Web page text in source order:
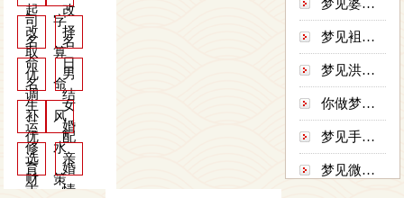
起
名
改
名
司
取
名
字
算
命
改
命
调
运
择
日
结
婚
优
生
优
育
男
女
配
婚
补
修
财
风
水
策
选
吉
亲
情
妒、情
情。它
可以摧
毁一
切，但
是巨大
的净
化，孕
梦见婆母是什么意思 做梦梦见婆母怎么回事
梦见袓父母是什么意思 做梦梦见演说家怎么...
梦见洪水可以吗？梦见洪水有现实的影响和反...
你做梦梦到烟吗？梦到烟雾有一个真正的影响...
梦见手断了是什么意思 做梦梦见手断了怎么...
梦见微风意味着什么？梦见微风，空气好吗？